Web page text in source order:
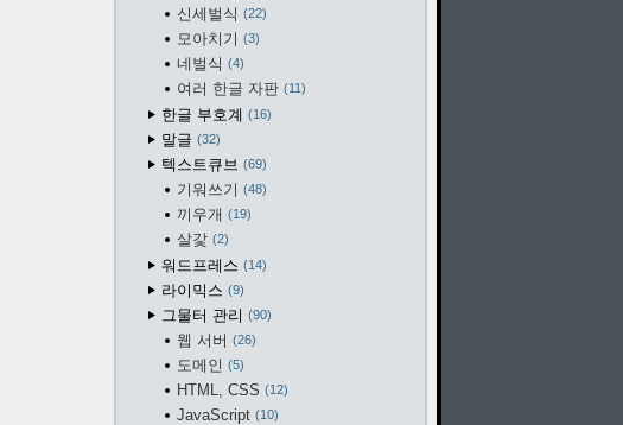
신세벌식 22
모아치기 3
네벌식 4
여러 한글 자판 11
한글 부호계 16
말글 32
텍스트큐브 69
기워쓰기 48
끼우개 19
살갗 2
워드프레스 14
라이믹스 9
그물터 관리 90
웹 서버 26
도메인 5
HTML, CSS 12
JavaScript 10